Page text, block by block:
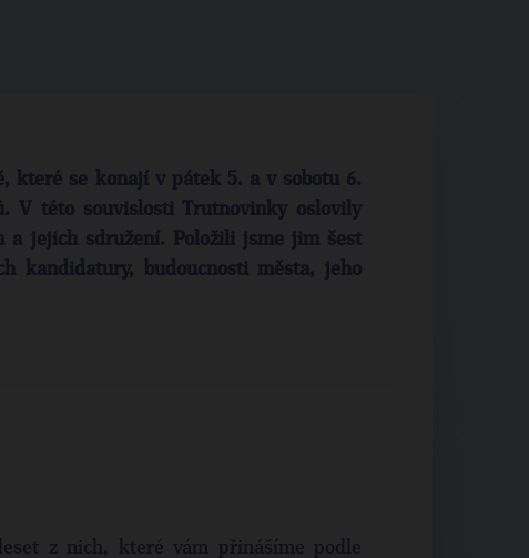
které se konají v pátek 5. a v sobotu 6.
V této souvislosti Trutnovinky oslovily
a jejich sdružení. Položili jsme jim šest
kandidatury, budoucnosti města, jeho
z nich, které vám přinášíme podle